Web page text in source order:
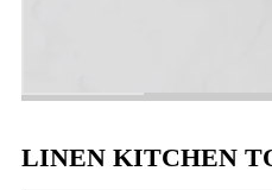
LINEN KITCHEN